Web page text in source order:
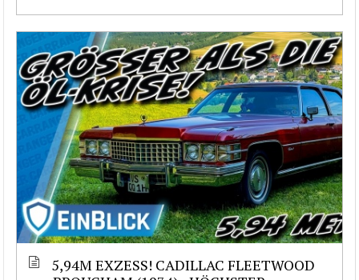
5,94M EXZESS! CADILLAC FLEETWOOD